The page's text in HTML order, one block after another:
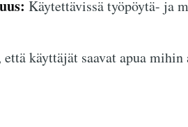
Käytettävissä työpöytä- ja
käyttäjät saavat apua mihin